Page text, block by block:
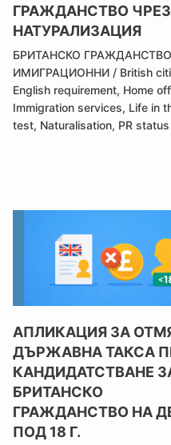
ГРАЖДАНСТВО ЧРЕЗ
НАТУРАЛИЗАЦИЯ
БРИТАНСКО ГРАЖДАНСТВО
ИМИГРАЦИОННИ/ British
English requirement, Home
Immigration services, Life in
test, Naturalisation, PR status
АПЛИКАЦИЯ ЗА
ДЪРЖАВНА ТАКСА
КАНДИДАТСТВАНЕ
БРИТАНСКО
ГРАЖДАНСТВО НА
ПОД 18 Г.